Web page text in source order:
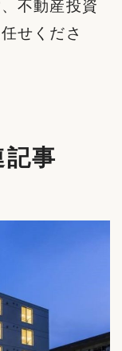
不動産投資
せくださ
事